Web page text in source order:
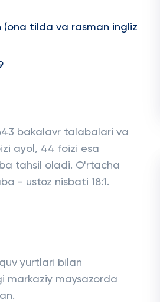
tilda va rasman ingliz
bakalavr talabalari va
ayol, 44 foizi esa
tahsil oladi. O'rtacha
- ustoz nisbati 18:1.
yurtlari bilan
markaziy maysazorda